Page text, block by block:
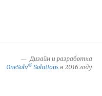
Дизайн и разработка
OneSolv® Solutions в 2016 году